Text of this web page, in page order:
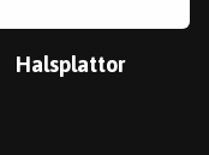
Halsplattor